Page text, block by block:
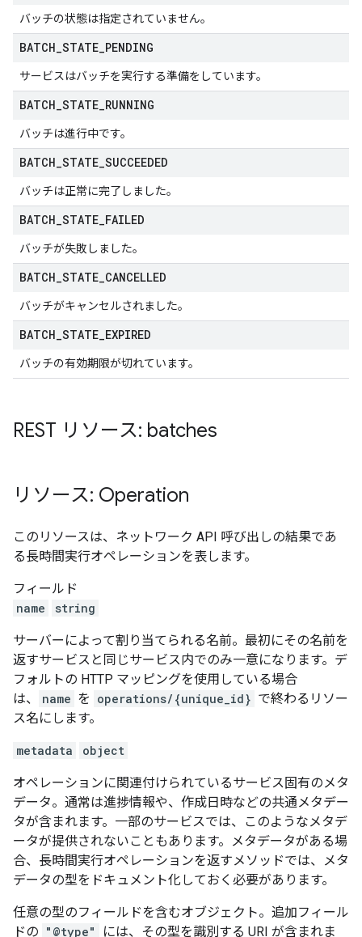
バッチの状態は指定されていません。
BATCH STATE PENDING
サービスはバッチを実行する準備をしています。
BATCH STATE RUNNING
バッチは進行中です。
BATCH STATE SUCCEEDED
バッチは正常に完了しました。
BATCH STATE FAILED
バッチが失敗しました。
BATCH STATE CANCELLED
バッチがキャンセルされました。
BATCH STATE EXPIRED
バッチの有効期限が切れています。
REST リソース: batches
リソース: Operation
このリソースは、ネットワーク API 呼び出しの結果であ
る長時間実行オペレーションを表します。
フィールド
name
string
サーバーによって割り当てられる名前。最初にその名前を
返すサービスと同じサービス内でのみ一意になります。デ
フォルトの HTTP マッピングを使用している場合
は、
name を operations/{unique_id} で終わるリソー
ス名にします。
metadata object
オペレーションに関連付けられているサービス固有のメタ
データ。通常は進捗情報や、作成日時などの共通メタデー
タが含まれます。一部のサービスでは、このようなメタデ
ータが提供されないこともあります。メタデータがある場
合、長時間実行オペレーションを返すメソッドでは、メタ
データの型をドキュメント化しておく必要があります。
任意の型のフィールドを含むオブジェクト。追加フィール
ドの "@type"
には、その型を識別する URI が含まれま